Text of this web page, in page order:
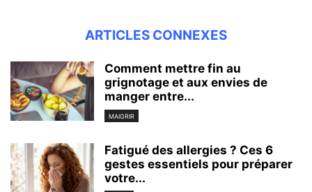
ARTICLES CONNEXES
Comment mettre fin au
grignotage et aux envies de
manger entre...
MAIGRIR
Fatigué des allergies ? Ces 6
gestes essentiels pour préparer
votre...